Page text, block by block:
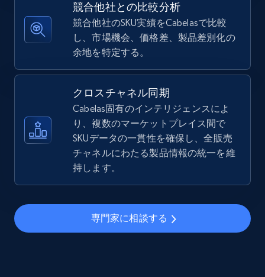
TikTok Shop - discover records by shop url
URL, Title, Available, Description, Currency, Initial
price, Final price, Discount percent, and more.
今すぐ始める
Amazon sellers info
Seller id, URL, Seller name, Description, Detailed
info, Stars, Feedbacks, Return policy, and more.
2.5K+ 378+ 今すぐ始める
競合他社との比較分析
競合他社のSKU実績をCabelasで比較
し、市場機会、価格差、製品差別化の
余地を特定する。
クロスチャネル同期
Cabelas固有のインテリジェンスによ
り、複数のマーケットプレイス間で
SKUデータの一貫性を確保し、全販売
チャネルにわたる製品情報の統一を維
持します。
専門家に相談する